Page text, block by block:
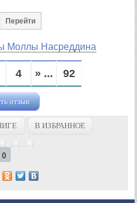
Моллы Насреддина
4 » ... 92
отзыв
В ИЗБРАННОЕ
0